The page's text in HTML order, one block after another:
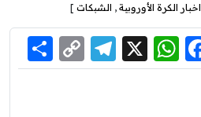
اخبار الكرة الأوروبية , الشبكات ]
Facebook
WhatsApp
X
Link